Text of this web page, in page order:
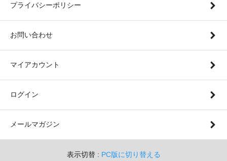
プライバシーポリシー
お問い合わせ
マイアカウント
ログイン
メールマガジン
表示切替 : PC版に切り替える